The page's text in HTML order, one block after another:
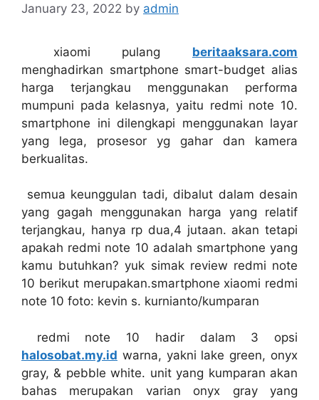
January 23, 2022 by admin
xiaomi pulang beritaaksara.com
menghadirkan smartphone smart-budget alias
harga terjangkau menggunakan performa
mumpuni pada kelasnya, yaitu redmi note 10.
smartphone ini dilengkapi menggunakan layar
yang lega, prosesor yg gahar dan kamera
berkualitas.
semua keunggulan tadi, dibalut dalam desain
yang gagah menggunakan harga yang relatif
terjangkau, hanya rp dua,4 jutaan. akan tetapi
apakah redmi note 10 adalah smartphone yang
kamu butuhkan? yuk simak review redmi note
10 berikut merupakan.smartphone xiaomi redmi
note 10 foto: kevin s. kurnianto/kumparan
redmi note 10 hadir dalam 3 opsi
halosobat.my.id warna, yakni lake green, onyx
gray, & pebble white. unit yang kumparan akan
bahas merupakan varian onyx gray yang